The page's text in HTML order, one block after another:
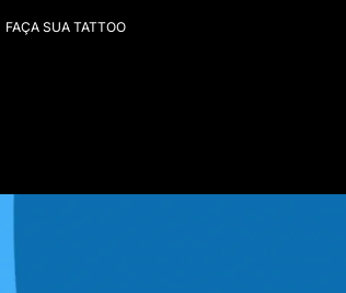
FAÇA SUA TATTOO